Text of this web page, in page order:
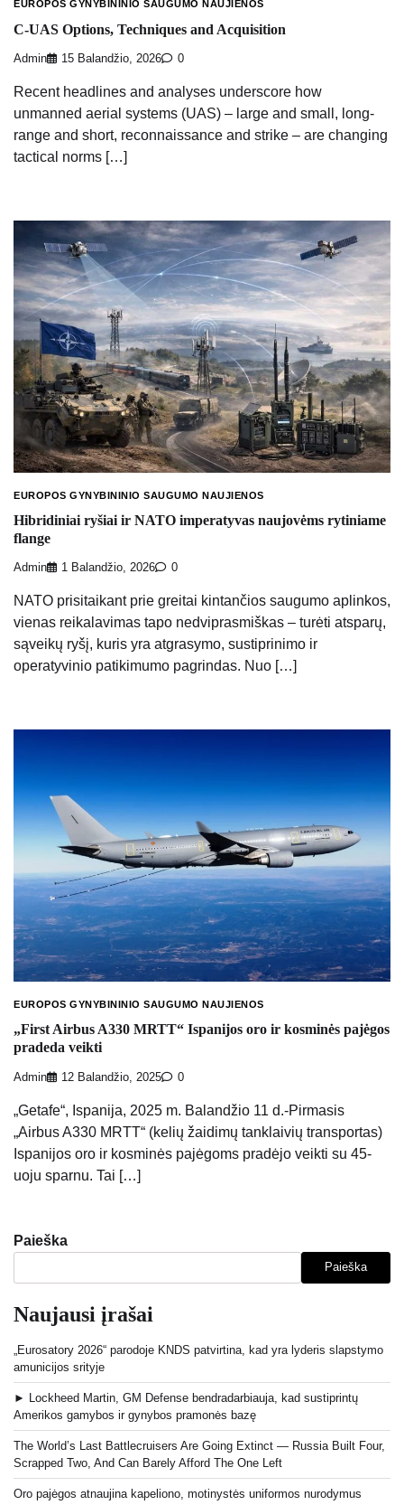
EUROPOS GYNYBININIO SAUGUMO NAUJIENOS
C-UAS Options, Techniques and Acquisition
Admin 15 Balandžio, 2026 0
Recent headlines and analyses underscore how
unmanned aerial systems (UAS) – large and small, long-
range and short, reconnaissance and strike – are changing
tactical norms […]
EUROPOS GYNYBININIO SAUGUMO NAUJIENOS
Hibridiniai ryšiai ir NATO imperatyvas naujovėms rytiniame
flange
Admin 1 Balandžio, 2026 0
NATO prisitaikant prie greitai kintančios saugumo aplinkos,
vienas reikalavimas tapo nedviprasmiškas – turėti atsparų,
sąveikų ryšį, kuris yra atgrasymo, sustiprinimo ir
operatyvinio patikimumo pagrindas. Nuo […]
EUROPOS GYNYBININIO SAUGUMO NAUJIENOS
„First Airbus A330 MRTT“ Ispanijos oro ir kosminės pajėgos
pradeda veikti
Admin 12 Balandžio, 2025 0
„Getafe“, Ispanija, 2025 m. Balandžio 11 d.-Pirmasis
„Airbus A330 MRTT“ (kelių žaidimų tanklaivių transportas)
Ispanijos oro ir kosminės pajėgoms pradėjo veikti su 45-
uoju sparnu. Tai […]
Paieška
Paieška
Naujausi įrašai
„Eurosatory 2026“ parodoje KNDS patvirtina, kad yra lyderis slapstymo
amunicijos srityje
► Lockheed Martin, GM Defense bendradarbiauja, kad sustiprintų
Amerikos gamybos ir gynybos pramonės bazę
The World’s Last Battlecruisers Are Going Extinct — Russia Built Four,
Scrapped Two, And Can Barely Afford The One Left
Oro pajėgos atnaujina kapeliono, motinystės uniformos nurodymus